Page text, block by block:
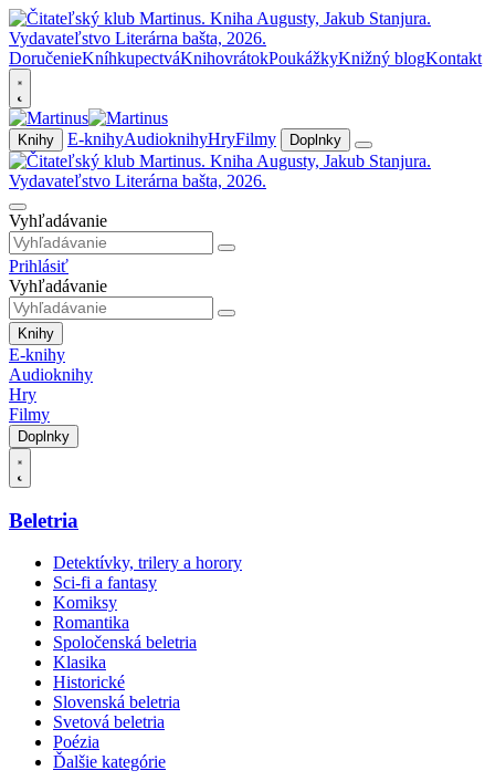
DoručenieKníhkupectváKnihovrátokPoukážkyKnižný blogKontakt
Knihy E-knihyAudioknihyHryFilmy Doplnky
Vyhľadávanie
Prihlásiť
Vyhľadávanie
Knihy
E-knihy
Audioknihy
Hry
Filmy
Doplnky
Beletria
Detektívky, trilery a horory
Sci-fi a fantasy
Komiksy
Romantika
Spoločenská beletria
Klasika
Historické
Slovenská beletria
Svetová beletria
Poézia
Ďalšie kategórie